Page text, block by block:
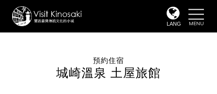
LANG
toggle
預約住宿
城崎溫泉 土屋旅館